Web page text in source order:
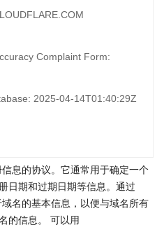
Complaint Form:
2025-04-14T01:40:29Z
息的协议。它通常用于确定一个
日期和过期日期等信息。通过
域名的基本信息，以便与域名所有
的信息。 可以用